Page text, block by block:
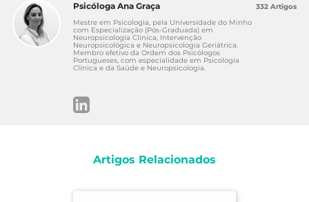
Psicóloga Ana Graça
Mestre em Psicologia, pela Universidade do Minho
com Especialização (Pós-Graduada) em
Neuropsicologia Clínica, Intervenção
Neuropsicológica e Neuropsicologia Geriátrica.
Membro efetivo da Ordem dos Psicólogos
Portugueses, com especialidade em Psicologia
Clínica e da Saúde e Neuropsicologia.
332 Artigos
Artigos Relacionados